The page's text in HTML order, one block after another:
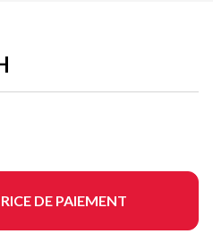
DE PAIEMENT